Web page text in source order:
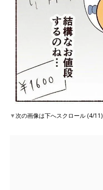
▼次の画像は下へスクロール (4/11)